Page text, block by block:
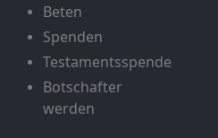
Beten
Spenden
Testamentsspende
Botschafter
werden